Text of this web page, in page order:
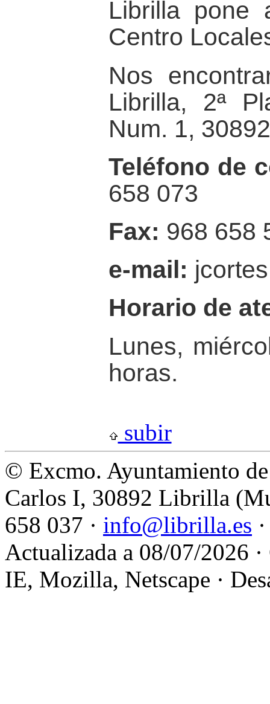
Librilla pone
Centro
Nos
Librilla, 2ª
Num. 1,
Teléfono de
658 073
Fax: 968 658
e-mail:
Horario de
Lunes,
horas.
subir
© Excmo. Ayuntamiento
Carlos I, 30892 Librilla
658 037 · info@librilla.es
Actualizada a 08/07/2026
IE, Mozilla, Netscape ·